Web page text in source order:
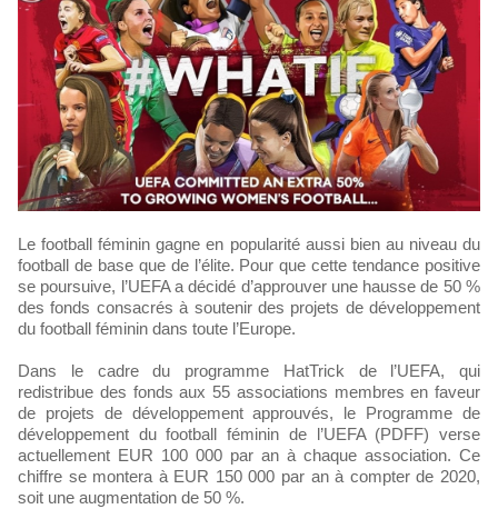
Le football féminin gagne en popularité aussi bien au niveau du
football de base que de l’élite. Pour que cette tendance positive
se poursuive, l’UEFA a décidé d’approuver une hausse de 50 %
des fonds consacrés à soutenir des projets de développement
du football féminin dans toute l’Europe.
Dans le cadre du programme HatTrick de l’UEFA, qui
redistribue des fonds aux 55 associations membres en faveur
de projets de développement approuvés, le Programme de
développement du football féminin de l’UEFA (PDFF) verse
actuellement EUR 100 000 par an à chaque association. Ce
chiffre se montera à EUR 150 000 par an à compter de 2020,
soit une augmentation de 50 %.